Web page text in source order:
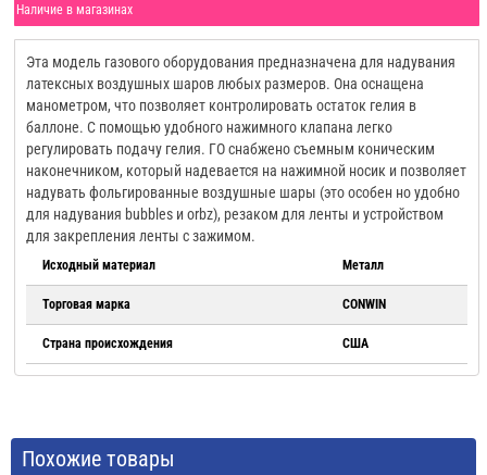
Наличие в магазинах
Эта модель газового оборудования предназначена для надувания
латексных воздушных шаров любых размеров. Она оснащена
манометром, что позволяет контролировать остаток гелия в
баллоне. С помощью удобного нажимного клапана легко
регулировать подачу гелия. ГО снабжено съемным коническим
наконечником, который надевается на нажимной носик и позволяет
надувать фольгированные воздушные шары (это особен но удобно
для надувания bubbles и orbz), резаком для ленты и устройством
для закрепления ленты с зажимом.
Исходный материал Металл
Торговая марка CONWIN
Страна происхождения США
Похожие товары